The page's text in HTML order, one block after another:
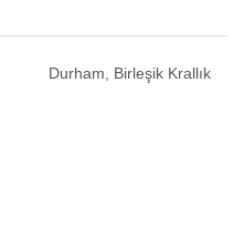
Durham, Birleşik Krallık